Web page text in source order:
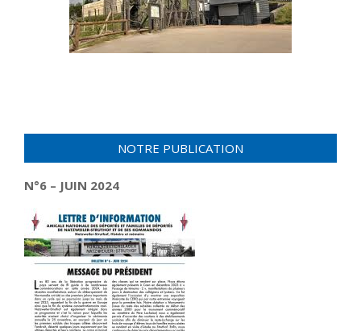
NOTRE PUBLICATION
N°6 – JUIN 2024